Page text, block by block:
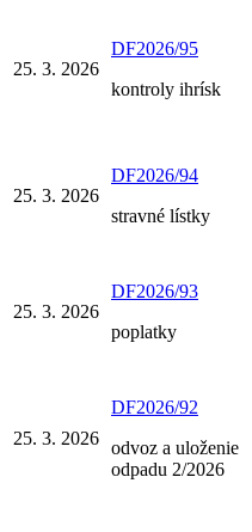
25. 3. 2026
DF2026/95
kontroly ihrísk
25. 3. 2026
DF2026/94
stravné lístky
25. 3. 2026
DF2026/93
poplatky
25. 3. 2026
DF2026/92
odvoz a uloženie
odpadu 2/2026